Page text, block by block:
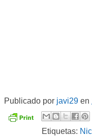
Publicado por javi29 en
Etiquetas: